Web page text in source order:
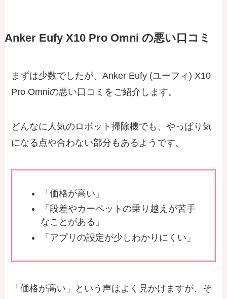
Anker Eufy X10 Pro Omni の悪い口コミ
まずは少数でしたが、Anker Eufy (ユーフィ) X10
Pro Omniの悪い口コミをご紹介します。
どんなに人気のロボット掃除機でも、やっぱり気
になる点や合わない部分もあるようです。
「価格が高い」
「段差やカーペットの乗り越えが苦手
なことがある」
「アプリの設定が少しわかりにくい」
「価格が高い」という声はよく見かけますが、そ